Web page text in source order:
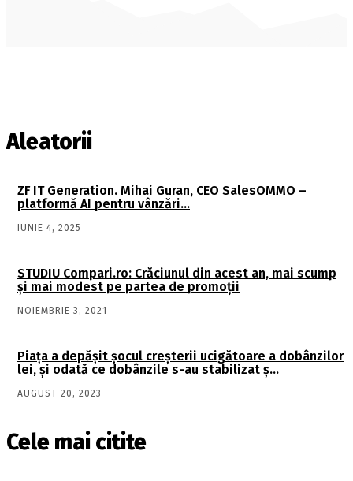
Aleatorii
ZF IT Generation. Mihai Guran, CEO SalesOMMO –
platformă AI pentru vânzări…
IUNIE 4, 2025
STUDIU Compari.ro: Crăciunul din acest an, mai scump
și mai modest pe partea de promoții
NOIEMBRIE 3, 2021
Piaţa a depăşit şocul creşterii ucigătoare a dobânzilor
lei, şi odată ce dobânzile s-au stabilizat ş…
AUGUST 20, 2023
Cele mai citite